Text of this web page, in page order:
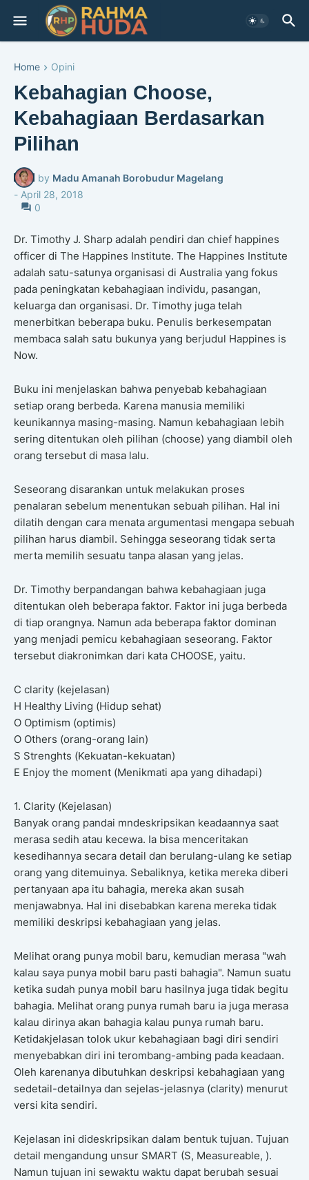
Home Opini
Kebahagian Choose,
Kebahagiaan Berdasarkan
Pilihan
by Madu Amanah Borobudur Magelang
- April 28, 2018
0
Dr. Timothy J. Sharp adalah pendiri dan chief happines
officer di The Happines Institute. The Happines Institute
adalah satu-satunya organisasi di Australia yang fokus
pada peningkatan kebahagiaan individu, pasangan,
keluarga dan organisasi. Dr. Timothy juga telah
menerbitkan beberapa buku. Penulis berkesempatan
membaca salah satu bukunya yang berjudul Happines is
Now.
Buku ini menjelaskan bahwa penyebab kebahagiaan
setiap orang berbeda. Karena manusia memiliki
keunikannya masing-masing. Namun kebahagiaan lebih
sering ditentukan oleh pilihan (choose) yang diambil oleh
orang tersebut di masa lalu.
Seseorang disarankan untuk melakukan proses
penalaran sebelum menentukan sebuah pilihan. Hal ini
dilatih dengan cara menata argumentasi mengapa sebuah
pilihan harus diambil. Sehingga seseorang tidak serta
merta memilih sesuatu tanpa alasan yang jelas.
Dr. Timothy berpandangan bahwa kebahagiaan juga
ditentukan oleh beberapa faktor. Faktor ini juga berbeda
di tiap orangnya. Namun ada beberapa faktor dominan
yang menjadi pemicu kebahagiaan seseorang. Faktor
tersebut diakronimkan dari kata CHOOSE, yaitu.
C clarity (kejelasan)
H Healthy Living (Hidup sehat)
O Optimism (optimis)
O Others (orang-orang lain)
S Strenghts (Kekuatan-kekuatan)
E Enjoy the moment (Menikmati apa yang dihadapi)
1. Clarity (Kejelasan)
Banyak orang pandai mndeskripsikan keadaannya saat
merasa sedih atau kecewa. Ia bisa menceritakan
kesedihannya secara detail dan berulang-ulang ke setiap
orang yang ditemuinya. Sebaliknya, ketika mereka diberi
pertanyaan apa itu bahagia, mereka akan susah
menjawabnya. Hal ini disebabkan karena mereka tidak
memiliki deskripsi kebahagiaan yang jelas.
Melihat orang punya mobil baru, kemudian merasa "wah
kalau saya punya mobil baru pasti bahagia". Namun suatu
ketika sudah punya mobil baru hasilnya juga tidak begitu
bahagia. Melihat orang punya rumah baru ia juga merasa
kalau dirinya akan bahagia kalau punya rumah baru.
Ketidakjelasan tolok ukur kebahagiaan bagi diri sendiri
menyebabkan diri ini terombang-ambing pada keadaan.
Oleh karenanya dibutuhkan deskripsi kebahagiaan yang
sedetail-detailnya dan sejelas-jelasnya (clarity) menurut
versi kita sendiri.
Kejelasan ini dideskripsikan dalam bentuk tujuan. Tujuan
detail mengandung unsur SMART (S, Measureable, ).
Namun tujuan ini sewaktu waktu dapat berubah sesuai